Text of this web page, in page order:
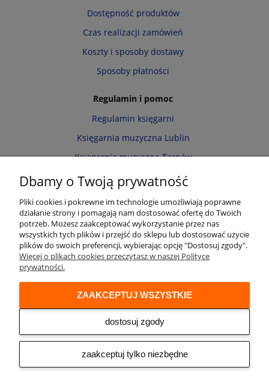
Dostępność produktów
Czas realizacji zamówień
Koszty i sposoby dostawy
Sposoby płatności
Regulamin i pomoc
Regulamin księgarni
Księgarnia muzyczna Lublin
Księgarnia muzyczna Tarnów
Informacja o cookies
Zwroty i reklamacje
Moje konto
Twoje zamówienia
Przechowalnia
Ustawienia konta
Audio online
© 2026 Księgarnia muzyczna Alenuty.pl
prowadzona przez firmę Arwena S.C. os. Zwycięstwa 2/88 61-643 Poznań
Dbamy o Twoją prywatność
Pliki cookies i pokrewne im technologie umożliwiają poprawne
działanie strony i pomagają nam dostosować ofertę do Twoich
potrzeb. Możesz zaakceptować wykorzystanie przez nas
wszystkich tych plików i przejść do sklepu lub dostosować użycie
plików do swoich preferencji, wybierając opcję "Dostosuj zgody".
Więcej o plikach cookies przeczytasz w naszej Polityce
prywatności.
zaakceptuj tylko niezbędne
dostosuj zgody
ZAAKCEPTUJ WSZYSTKIE